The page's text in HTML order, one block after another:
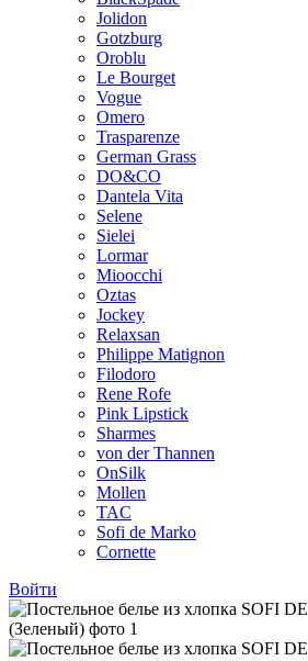
Jolidon
Gotzburg
Oroblu
Le Bourget
Vogue
Omero
Trasparenze
German Grass
DO&CO
Dantela Vita
Selene
Sielei
Lormar
Mioocchi
Oztas
Jockey
Relaxsan
Philippe Matignon
Filodoro
Rene Rofe
Pink Lipstick
Sharmes
von der Thannen
OnSilk
Mollen
TAC
Sofi de Marko
Cornette
Войти